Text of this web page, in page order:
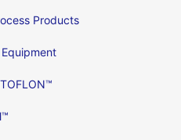
Products